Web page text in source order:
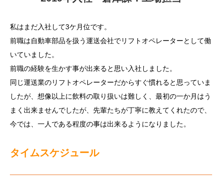
私はまだ入社して3ケ月位です。
前職は自動車部品を扱う運送会社でリフトオペレーターとして働
いていました。
前職の経験を生かす事が出来ると思い入社しました。
同じ運送業のリフトオペレーターだからすぐ慣れると思っていま
したが、想像以上に飲料の取り扱いは難しく、最初の一か月はう
まく出来ませんでしたが、先輩たちが丁寧に教えてくれたので、
今では、一人である程度の事は出来るようになりました。
タイムスケジュール